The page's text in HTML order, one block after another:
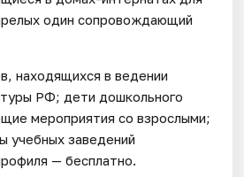
один сопровождающий
находящихся в ведении
РФ; дети дошкольного
мероприятия со взрослыми;
учебных заведений
— бесплатно.